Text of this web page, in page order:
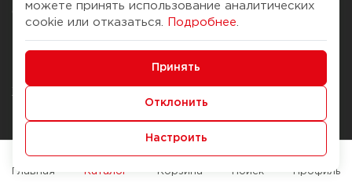
О компании
История Компании
Журнал
Наши марки
Брендирование
Помощь
Доставка и оплата
Способы оплаты
Служба контроля качества
можете принять использование аналитических
cookie или отказаться.
Подробнее
Принять
Отклонить
Настроить
Главная Каталог Корзина Поиск Профиль